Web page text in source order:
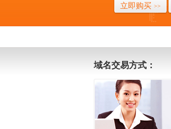
立即购买 >>
域名交易方式：